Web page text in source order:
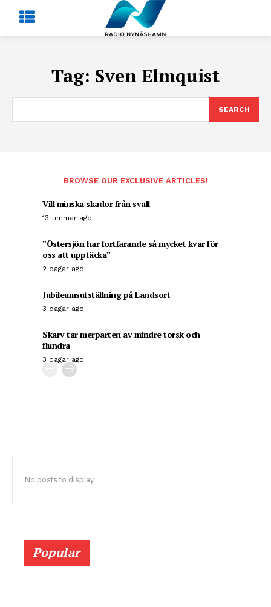
Tag: Sven Elmquist
SEARCH
BROWSE OUR EXCLUSIVE ARTICLES!
Vill minska skador från svall
13 timmar ago
”Östersjön har fortfarande så mycket kvar för
oss att upptäcka”
2 dagar ago
Jubileumsutställning på Landsort
3 dagar ago
Skarv tar merparten av mindre torsk och
flundra
3 dagar ago
No posts to display
Popular